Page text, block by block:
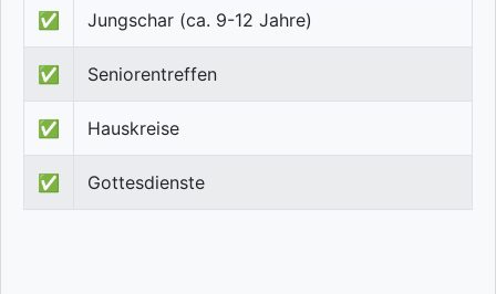
✅ Jungschar (ca. 9-12 Jahre)
✅ Seniorentreffen
✅ Hauskreise
✅ Gottesdienste